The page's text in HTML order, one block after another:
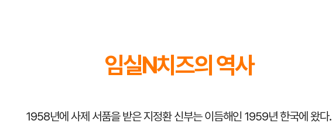
임실N치즈의 역사
1958년에 사제 서품을 받은 지정환 신부는 이듬해인 1959년 한국에 왔다.